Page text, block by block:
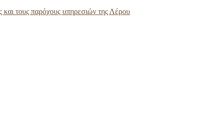
και τους παρόχους υπηρεσιών της Λέρου